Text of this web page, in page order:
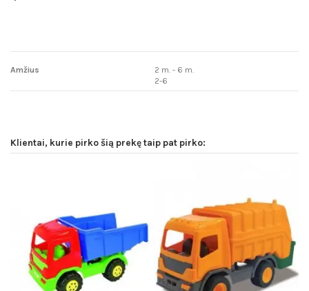
Amžius
2 m. - 6 m.
2-6
Klientai, kurie pirko šią prekę taip pat pirko: